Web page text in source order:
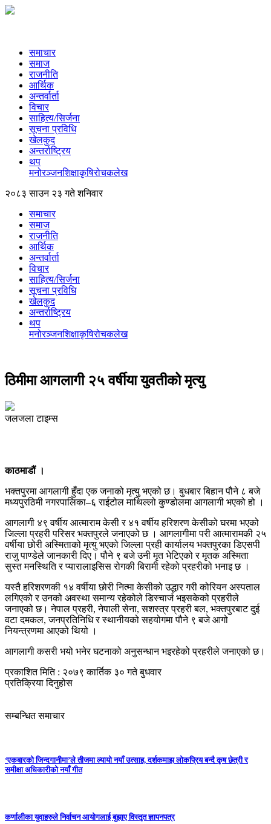
समाचार
समाज
राजनीति
आर्थिक
अन्तर्वार्ता
विचार
साहित्य/सिर्जना
सूचना प्रविधि
खेलकुद
अन्तर्राष्ट्रिय
थप
मनोरञ्‍जनशिक्षाकृषिरोचकलेख
२०८३ साउन २३ गते शनिवार
समाचार
समाज
राजनीति
आर्थिक
अन्तर्वार्ता
विचार
साहित्य/सिर्जना
सूचना प्रविधि
खेलकुद
अन्तर्राष्ट्रिय
थप
मनोरञ्‍जनशिक्षाकृषिरोचकलेख
ठिमीमा आगलागी २५ वर्षीया युवतीको मृत्यु
जलजला टाइम्स
काठमाडौं ।
भक्तपुरमा आगलागी हुँदा एक जनाको मृत्यु भएको छ। बुधबार बिहान पौने ८ बजे
मध्यपुरठिमी नगरपालिका–६ राईटोल माथिल्लो कुण्डोलमा आगलागी भएको हो ।
आगलागी ४९ वर्षीय आत्माराम केसी र ४१ वर्षीय हरिशरण केसीको घरमा भएको
जिल्ला प्रहरी परिसर भक्तपुरले जनाएको छ । आगलागीमा परी आत्मारामकी २५
वर्षीया छोरी अस्मिताको मृत्यु भएको जिल्ला प्रही कार्यालय भक्तपुरका डिएसपी
राजु पाण्डेले जानकारी दिए। पौने ९ बजे उनी मृत भेटिएको र मृतक अस्मिता
सुस्त मनस्थिति र प्यारालाइसिस रोगकी बिरामी रहेको प्रहरीको भनाइ छ ।
यस्तै हरिशरणकी १४ वर्षीया छोरी नित्मा केसीको उद्धार गरी कोरियन अस्पताल
लगिएको र उनको अवस्था समान्य रहेकोले डिस्चार्ज भइसकेको प्रहरीले
जनाएको छ। नेपाल प्रहरी, नेपाली सेना, सशस्त्र प्रहरी बल, भक्तपुरबाट दुई
वटा दमकल, जनप्रतिनिधि र स्थानीयको सहयोगमा पौने ९ बजे आगो
नियन्त्रणमा आएको थियो ।
आगलागी कसरी भयो भनेर घटनाको अनुसन्धान भइरहेको प्रहरीले जनाएको छ।
प्रकाशित मिति : २०७९ कार्तिक ३० गते बुधवार
प्रतिक्रिया दिनुहोस
सम्बन्धित समाचार
‘एकबारको जिन्दगानीमा’ले तीजमा ल्यायो नयाँ उत्साह, दर्शकमाझ लोकप्रिय बन्दै कृष छेत्री र
समीक्षा अधिकारीको नयाँ गीत
कर्णालीका युवाहरुले निर्वाचन आयोगलाई बुझाए विस्तृत ज्ञापनपत्र